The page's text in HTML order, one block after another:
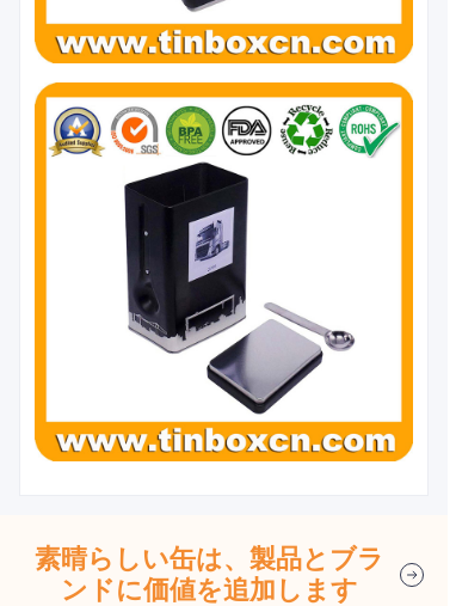
素晴らしい缶は、製品とブラ
ンドに価値を追加します